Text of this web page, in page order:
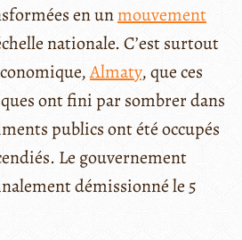
en unmouvement
nationale. C’est surtout
Almaty, que ces
ont fini par sombrer dans
publics ont été occupés
Le gouvernement
démissionné le 5